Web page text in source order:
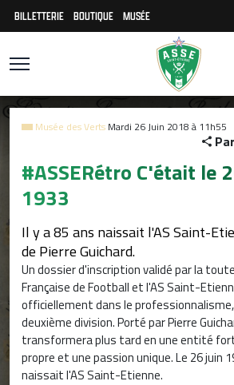
BILLETTERIE BOUTIQUE MUSÉE
Musée des Verts Mardi 26 Juin 2018 à 11h55
#ASSERétro C'était le
1933
Il y a 85 ans naissait l'AS Saint-
de Pierre Guichard.
Un dossier d'inscription validé par la
Française de Football et l'AS Saint-
officiellement dans le
deuxième division. Porté par Pierre
transformera plus tard en une entité
propre et une passion unique. Le 26 juin
naissait l'AS Saint-Etienne.